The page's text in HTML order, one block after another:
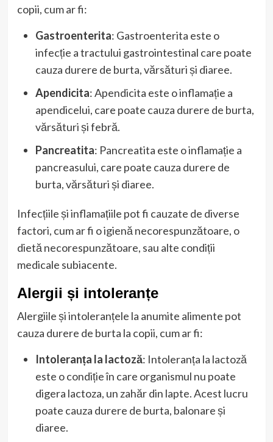
copii, cum ar fi:
Gastroenterita: Gastroenterita este o
infecție a tractului gastrointestinal care poate
cauza durere de burta, vărsături și diaree.
Apendicita: Apendicita este o inflamație a
apendicelui, care poate cauza durere de burta,
vărsături și febră.
Pancreatita: Pancreatita este o inflamație a
pancreasului, care poate cauza durere de
burta, vărsături și diaree.
Infecțiile și inflamațiile pot fi cauzate de diverse
factori, cum ar fi o igienă necorespunzătoare, o
dietă necorespunzătoare, sau alte condiții
medicale subiacente.
Alergii și intoleranțe
Alergiile și intoleranțele la anumite alimente pot
cauza durere de burta la copii, cum ar fi:
Intoleranța la lactoză: Intoleranța la lactoză
este o condiție în care organismul nu poate
digera lactoza, un zahăr din lapte. Acest lucru
poate cauza durere de burta, balonare și
diaree.